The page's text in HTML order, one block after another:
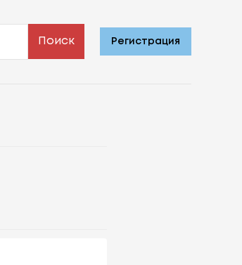
Поиск Регистрация